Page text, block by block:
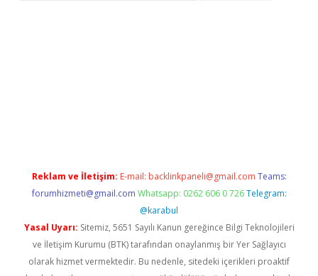
Reklam ve İletişim: E-mail: backlinkpaneli@gmail.com Teams:
forumhizmeti@gmail.com Whatsapp: 0262 606 0 726 Telegram:
@karabul
Yasal Uyarı: Sitemiz, 5651 Sayılı Kanun gereğince Bilgi Teknolojileri
ve İletişim Kurumu (BTK) tarafından onaylanmış bir Yer Sağlayıcı
olarak hizmet vermektedir. Bu nedenle, sitedeki içerikleri proaktif